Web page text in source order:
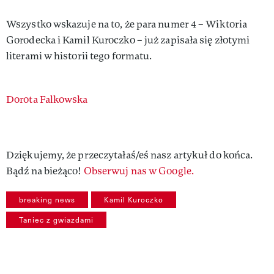
Wszystko wskazuje na to, że para numer 4 – Wiktoria
Gorodecka i Kamil Kuroczko – już zapisała się złotymi
literami w historii tego formatu.
Authors
Dorota Falkowska
Dziękujemy, że przeczytałaś/eś nasz artykuł do końca.
Bądź na bieżąco! Obserwuj nas w Google.
breaking news Kamil Kuroczko
Taniec z gwiazdami